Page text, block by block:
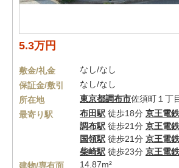
5.3万円
敷金/礼金
なし/なし
保証金/敷引
なし/なし
所在地
東京都調布市佐須町１丁
最寄り駅
布田駅 徒歩18分 京王電
調布駅 徒歩21分 京王電
国領駅 徒歩21分 京王電
柴崎駅 徒歩23分 京王電
建物/専有面
14.87m²